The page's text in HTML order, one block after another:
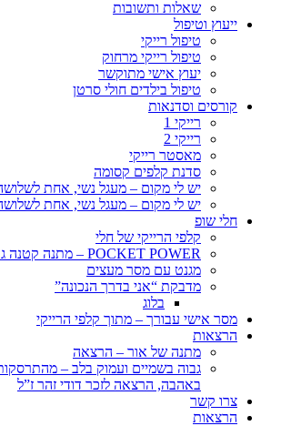
שאלות ותשובות
ייעוץ וטיפול
טיפול רייקי
טיפול רייקי מרחוק
יעוץ אישי מתוקשר
טיפול בילדים חולי סרטן
קורסים וסדנאות
רייקי 1
רייקי 2
מאסטר רייקי
סדנת קלפים קסומה
יש לי מקום – מעגל נשי, אחת
יש לי מקום – מעגל נשי, אחת
חלי שופ
קלפי הרייקי של חלי
POCKET POWER – מתנה קטנה גדולה
מגנט עם מסר מעצים
מדבקת “אני בדרך הנכונה”
בלוג
מסר אישי עבורך – מתוך קלפי הרייקי
הרצאות
מתנה של אור – הרצאה
גבוה בשמיים ועמוק בלב –
באהבה, הרצאה לזכר דודי זהר ז”ל
צרו קשר
הרצאות